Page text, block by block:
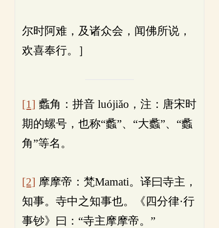
尔时阿难，及诸众会，闻佛所说，
欢喜奉行。］
[1] 蠡角：拼音 luójiǎo，注：唐宋时
期的螺号，也称“蠡”、“大蠡”、“蠡
角”等名。
[2] 摩摩帝：梵Mamati。译曰寺主，
知事。寺中之知事也。《四分律·行
事钞》曰：“寺主摩摩帝。”